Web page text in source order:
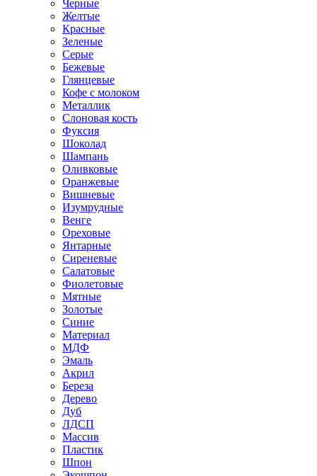
Черные
Желтые
Красные
Зеленые
Серые
Бежевые
Глянцевые
Кофе с молоком
Металлик
Слоновая кость
Фуксия
Шоколад
Шампань
Оливковые
Оранжевые
Вишневые
Изумрудные
Венге
Ореховые
Янтарные
Сиреневые
Салатовые
Фиолетовые
Мятные
Золотые
Синие
Материал
МДФ
Эмаль
Акрил
Береза
Дерево
Дуб
ЛДСП
Массив
Пластик
Шпон